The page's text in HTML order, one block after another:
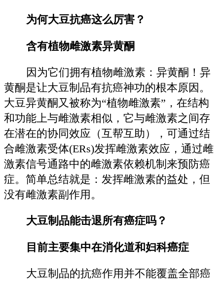
为何大豆抗癌这么厉害？
含有植物雌激素异黄酮
因为它们拥有植物雌激素：异黄酮！异
黄酮是让大豆制品有抗癌神功的根本原因。
大豆异黄酮又被称为“植物雌激素”，在结构
和功能上与雌激素相似，它与雌激素之间存
在潜在的协同效应（互帮互助），可通过结
合雌激素受体(ERs)发挥雌激素效应，通过雌
激素信号通路中的雌激素依赖机制来预防癌
症。简单总结就是：发挥雌激素的益处，但
没有雌激素副作用。
大豆制品能击退所有癌症吗？
目前主要集中在消化道和妇科癌症
大豆制品的抗癌作用并不能覆盖全部癌